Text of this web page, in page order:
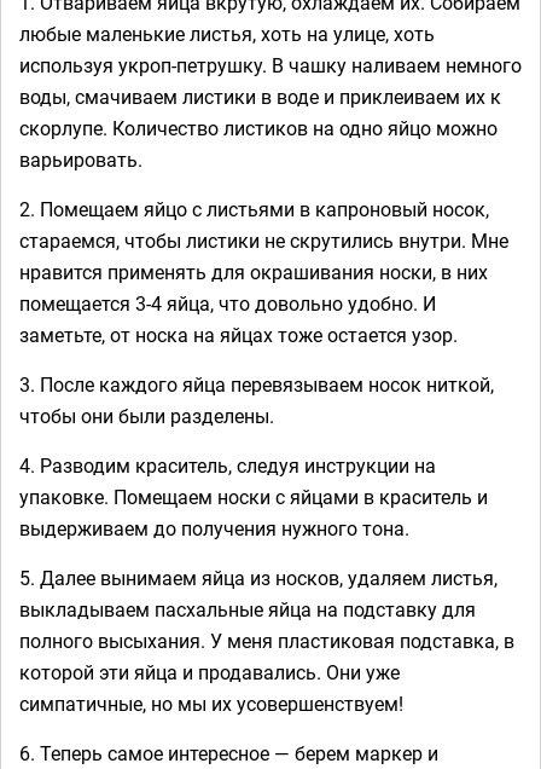
любые маленькие листья, хоть на улице, хоть
используя укроп-петрушку. В чашку наливаем немного
воды, смачиваем листики в воде и приклеиваем их к
скорлупе. Количество листиков на одно яйцо можно
варьировать.
2. Помещаем яйцо с листьями в капроновый носок,
стараемся, чтобы листики не скрутились внутри. Мне
нравится применять для окрашивания носки, в них
помещается 3-4 яйца, что довольно удобно. И
заметьте, от носка на яйцах тоже остается узор.
3. После каждого яйца перевязываем носок ниткой,
чтобы они были разделены.
4. Разводим краситель, следуя инструкции на
упаковке. Помещаем носки с яйцами в краситель и
выдерживаем до получения нужного тона.
5. Далее вынимаем яйца из носков, удаляем листья,
выкладываем пасхальные яйца на подставку для
полного высыхания. У меня пластиковая подставка, в
которой эти яйца и продавались. Они уже
симпатичные, но мы их усовершенствуем!
6. Теперь самое интересное — берем маркер и